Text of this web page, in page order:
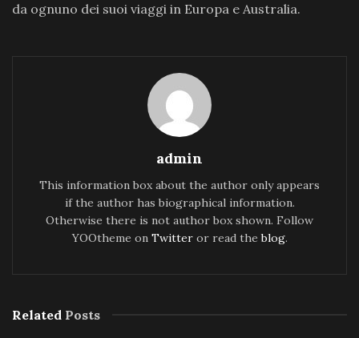
da ognuno dei suoi viaggi in Europa e Australia.
admin
This information box about the author only appears
if the author has biographical information.
Otherwise there is not author box shown. Follow
YOOtheme on Twitteror read theblog.
Related Posts